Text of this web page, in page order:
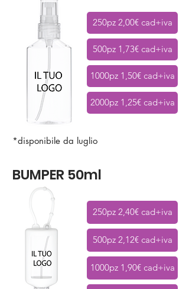
250pz 2,00€ cad+iva
500pz 1,73€ cad+iva
1000pz 1,50€ cad+iva
2000pz 1,25€ cad+iva
*disponibile da luglio
BUMPER 50ml
250pz 2,40€ cad+iva
500pz 2,12€ cad+iva
1000pz 1,90€ cad+iva